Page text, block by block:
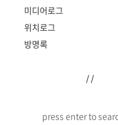
미디어로그
위치로그
방명록
/ /